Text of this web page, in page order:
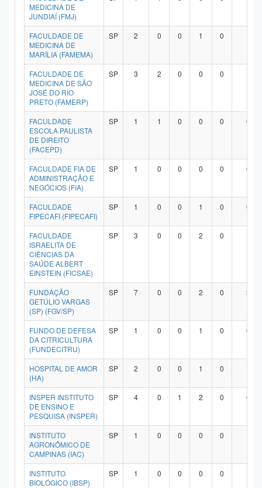
MEDICINA DE
JUNDIAÍ (FMJ)
FACULDADE DE
MEDICINA DE
MARÍLIA (FAMEMA)
SP 2 0 0 1 0
FACULDADE DE
MEDICINA DE SÃO
JOSÉ DO RIO
PRETO (FAMERP)
SP 3 2 0 0 0
FACULDADE
ESCOLA PAULISTA
DE DIREITO
(FACEPD)
SP 1 1 0 0 0 0
FACULDADE FIA DE
ADMINISTRAÇÃO E
NEGÓCIOS (FIA)
SP 1 0 0 0 0 0
FACULDADE
FIPECAFI (FIPECAFI)
SP 1 0 0 1 0 0
FACULDADE
ISRAELITA DE
CIÊNCIAS DA
SAÚDE ALBERT
EINSTEIN (FICSAE)
SP 3 0 0 2 0
FUNDAÇÃO
GETÚLIO VARGAS
(SP) (FGV/SP)
SP 7 0 0 2 0 3
FUNDO DE DEFESA
DA CITRICULTURA
(FUNDECITRU)
SP 1 0 0 1 0 0
HOSPITAL DE AMOR
(HA)
SP 2 0 0 1 0
INSPER INSTITUTO
DE ENSINO E
PESQUISA (INSPER)
SP 4 0 1 2 0 0
INSTITUTO
AGRONÔMICO DE
CAMPINAS (IAC)
SP 1 0 0 0 0
INSTITUTO
BIOLÓGICO (IBSP)
SP 1 0 0 0 0